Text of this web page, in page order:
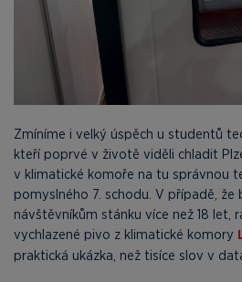
Zmíníme i velký úspěch u studentů
kteří poprvé v životě viděli chladit
v klimatické komoře na tu správnou
pomyslného 7. schodu. V případě,
návštěvníkům stánku více než 18 let,
vychlazené pivo z klimatické komory
praktická ukázka, než tisíce slov v